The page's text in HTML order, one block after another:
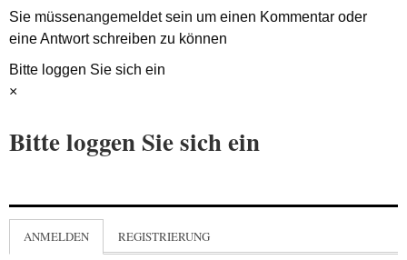
Sie müssenangemeldetsein um einen Kommentar oder
eine Antwort schreiben zu können
Bitte loggen Sie sich ein
×
Bitte loggen Sie sich ein
ANMELDEN REGISTRIERUNG